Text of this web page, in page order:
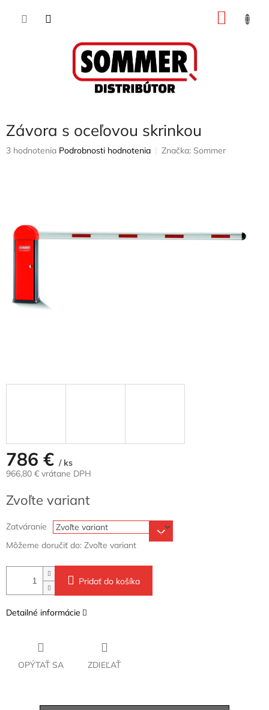
Závora s oceľovou skrinkou
Priemerné
hviezdičiek.
3 hodnotenia Podrobnosti hodnotenia Značka: Sommer
786 € / ks
966,80 € vrátane DPH
cena:
Zvoľte variant
Zatváranie
Môžeme doručiť do: Zvoľte variant
Pridať do košíka
Detailné informácie
OPÝTAŤ SA ZDIEĽAŤ